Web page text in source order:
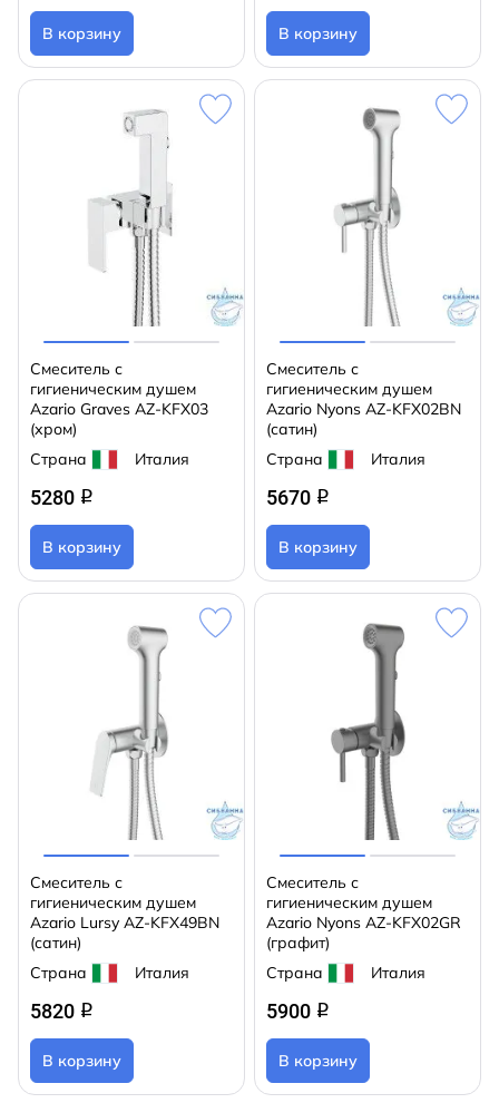
В корзину В корзину
Смеситель с
гигиеническим душем
Azario Graves AZ-KFX03
(хром)
Страна
Италия
5280 q
В корзину
Смеситель с
гигиеническим душем
Azario Nyons AZ-KFX02BN
(сатин)
Страна
Италия
5670 q
В корзину
Смеситель с
гигиеническим душем
Azario Lursy AZ-KFX49BN
(сатин)
Страна
Италия
5820 q
В корзину
Смеситель с
гигиеническим душем
Azario Nyons AZ-KFX02GR
(графит)
Страна
Италия
5900 q
В корзину